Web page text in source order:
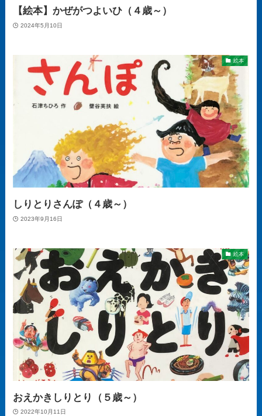
【絵本】かぜがつよいひ（４歳～）
2024年5月10日
絵本
しりとりさんぽ（４歳～）
2023年9月16日
絵本
おえかきしりとり（５歳～）
2022年10月11日